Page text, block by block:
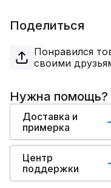
Поделиться
Понравился
своими
Нужна помощь?
Доставка и
примерка
Центр
поддержки